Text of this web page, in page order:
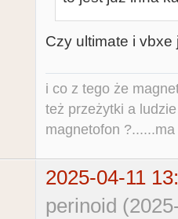
Czy ultimate i
i co z tego że
też przeżytki a
magnetofon
2025-04-11
perinoid